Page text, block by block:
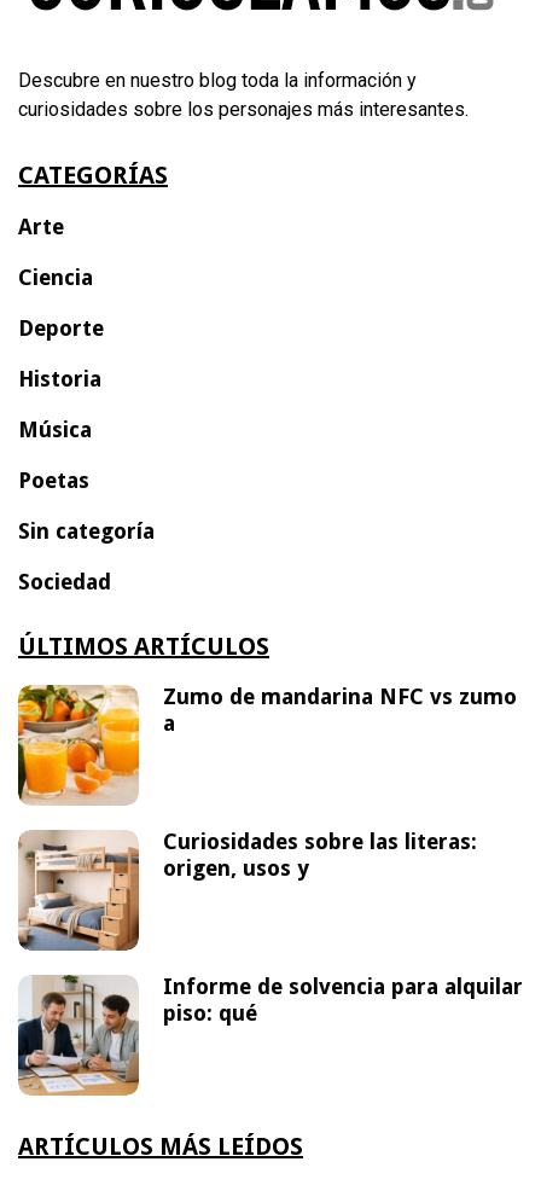
Descubre en nuestro blog toda la información y
curiosidades sobre los personajes más interesantes.
CATEGORÍAS
Arte
Ciencia
Deporte
Historia
Música
Poetas
Sin categoría
Sociedad
ÚLTIMOS ARTÍCULOS
Zumo de mandarina NFC vs zumo
a
Curiosidades sobre las literas:
origen, usos y
Informe de solvencia para alquilar
piso: qué
ARTÍCULOS MÁS LEÍDOS